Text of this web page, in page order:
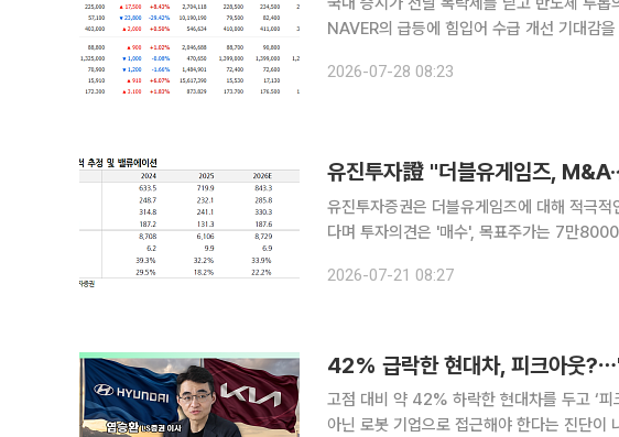
NAVER의 급등에 힘입어 수급 개선 기대감
매물이 쏟아지며 하한가로 급락해 종목별 차
2026-07-28 08:23
유진투자證 "더블유게임즈,
유진투자증권은 더블유게임즈에 대해 적극
다며 투자의견은 '매수', 목표주가는 7만8000원으로
으로 견조한 성장세를 이어갈 전망"이라며 "다
2026-07-21 08:27
42% 급락한 현대차, 피크아웃
고점 대비 약 42% 하락한 현대차를 두고 ‘
아닌 로봇 기업으로 접근해야 한다는 진단이 나왔다. 염승환 LS증권 이사는 18일 공